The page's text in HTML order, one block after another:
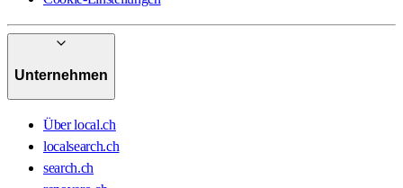
Unternehmen
Über local.ch
localsearch.ch
search.ch